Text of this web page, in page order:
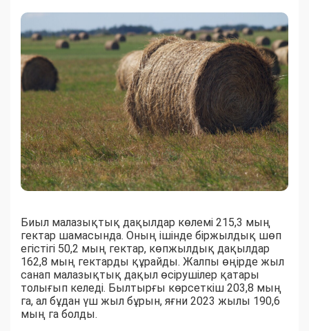
Биыл малазықтық дақылдар көлемі 215,3 мың
гектар шамасында. Оның ішінде біржылдық шөп
егістігі 50,2 мың гектар, көпжылдық дақылдар
162,8 мың гектарды құрайды. Жалпы өңірде жыл
санап малазықтық дақыл өсірушілер қатары
толығып келеді. Былтырғы көрсеткіш 203,8 мың
га, ал бұдан үш жыл бұрын, яғни 2023 жылы 190,6
мың га болды.